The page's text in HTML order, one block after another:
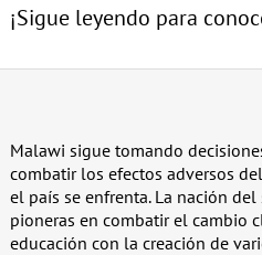
¡Sigue leyendo para
Malawi sigue tomando
combatir los efectos adversos
el país se enfrenta. La nación
pioneras en combatir el cambio
educación con la creación de